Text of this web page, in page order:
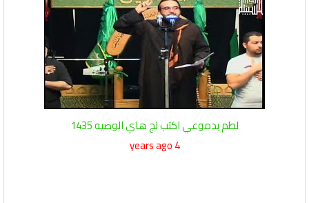
لطم بدموعي اكتب لج هاي الوصيه 1435
4 years ago